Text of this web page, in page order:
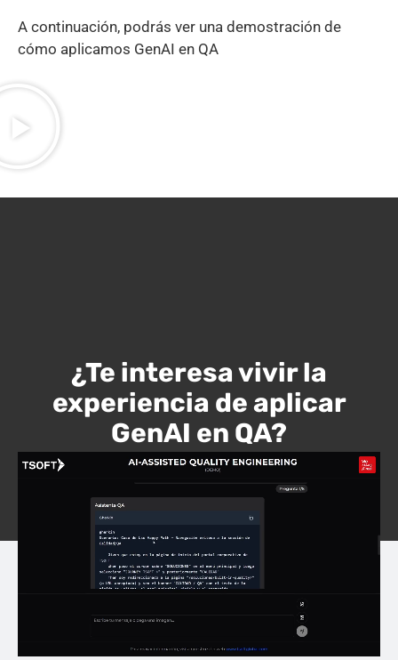
A continuación, podrás ver una demostración de
cómo aplicamos GenAI en QA
¿Te interesa vivir la
experiencia de aplicar
GenAI en QA?
Prueba nuestra Demo de ejemplo para generar casos
de prueba a continuación.